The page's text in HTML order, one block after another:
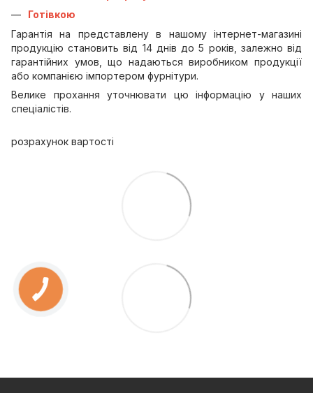
Готівкою
Гарантія на представлену в нашому інтернет-магазині
продукцію становить від 14 днів до 5 років, залежно від
гарантійних умов, що надаються виробником продукції
або компанією імпортером фурнітури.
Велике прохання уточнювати цю інформацію у наших
спеціалістів.
розрахунок вартості